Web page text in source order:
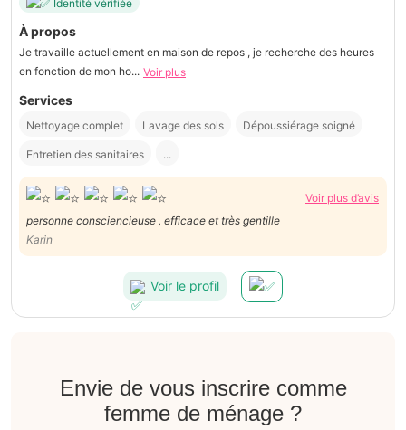
Identité vérifiée
À propos
Je travaille actuellement en maison de repos , je recherche des heures
en fonction de mon ho... Voir plus
Services
Nettoyage complet Lavage des sols Dépoussiérage soigné
Entretien des sanitaires ...
Voir plus d’avis
personne consciencieuse , efficace et très gentille
Karin
Voir le profil
Envie de vous inscrire comme
femme de ménage ?